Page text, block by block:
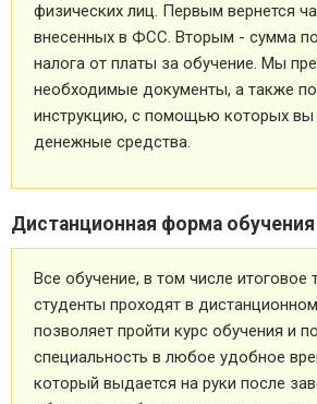
физических лиц. Первым вернется
внесенных в ФСС. Вторым - сумма
налога от платы за обучение. Мы
необходимые документы, а также
инструкцию, с помощью которых вы
денежные средства.
Дистанционная форма обучения
Все обучение, в том числе итоговое
студенты проходят в
позволяет пройти курс обучения и
специальность в любое удобное
который выдается на руки после